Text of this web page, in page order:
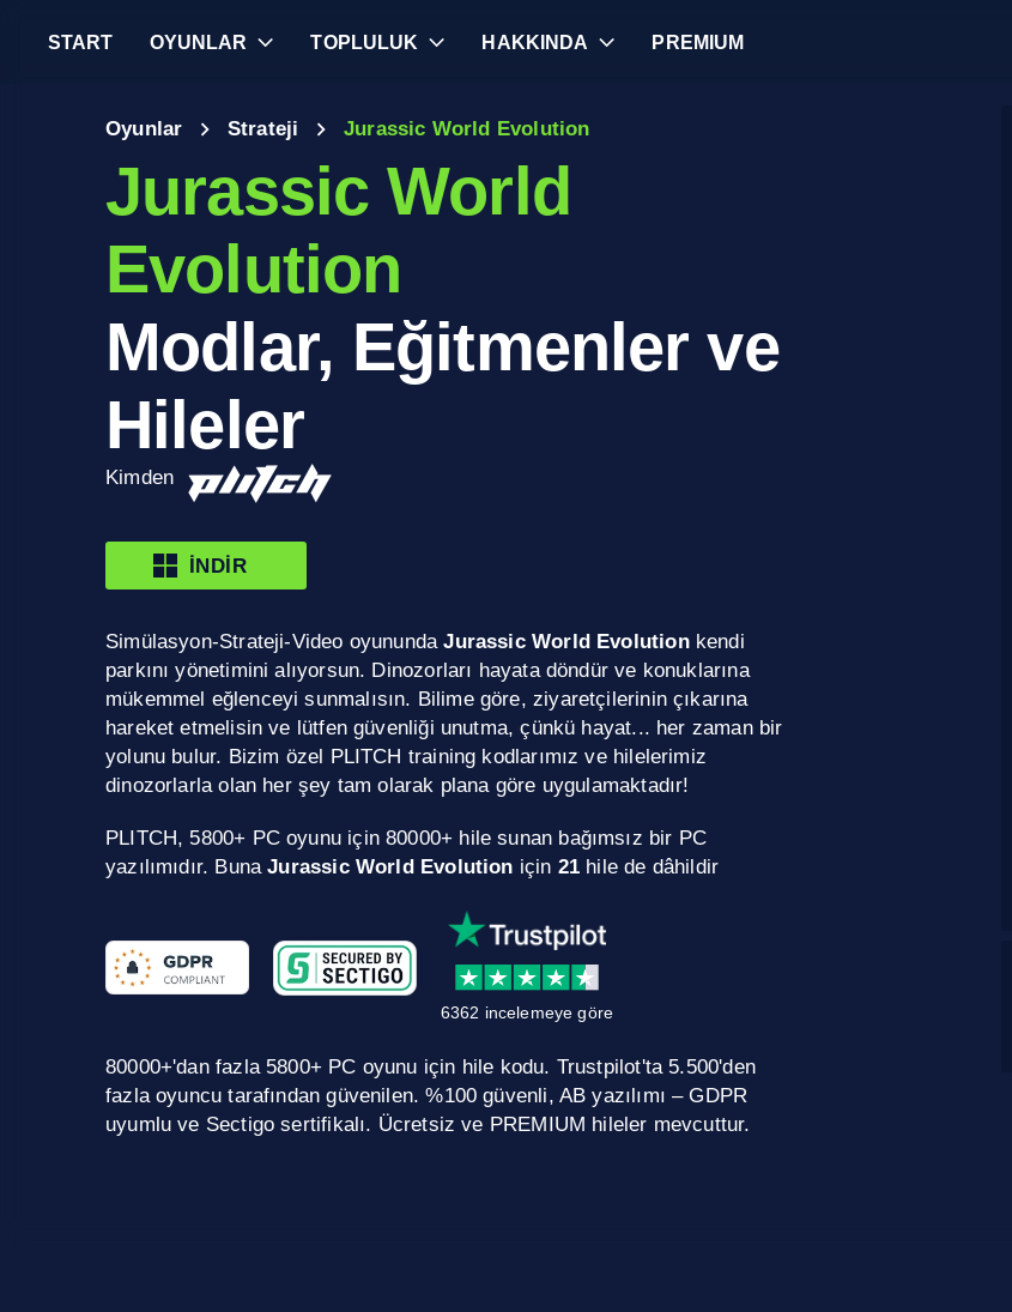
START OYUNLAR TOPLULUK HAKKINDA PREMIUM
Oyunlar Strateji Jurassic World Evolution
Jurassic World
Evolution
Modlar, Eğitmenler ve
Hileler
Kimden
İNDIR
Simülasyon-Strateji-Video oyunundaJurassic World Evolutionkendi
parkını yönetimini alıyorsun. Dinozorları hayata döndür ve konuklarına
mükemmel eğlenceyi sunmalısın. Bilime göre, ziyaretçilerinin çıkarına
hareket etmelisin ve lütfen güvenliği unutma, çünkü hayat... her zaman bir
yolunu bulur. Bizim özel PLITCH training kodlarımız ve hilelerimiz
dinozorlarla olan her şey tam olarak plana göre uygulamaktadır!
PLITCH, 5800+ PC oyunu için 80000+ hile sunan bağımsız bir PC
yazılımıdır. BunaJurassic World Evolution için 21 hile de dâhildir
6362 incelemeye göre
80000+'dan fazla 5800+ PC oyunu için hile kodu. Trustpilot'ta 5.500'den
fazla oyuncu tarafından güvenilen. %100 güvenli, AB yazılımı – GDPR
uyumlu ve Sectigo sertifikalı. Ücretsiz ve PREMIUM hileler mevcuttur.